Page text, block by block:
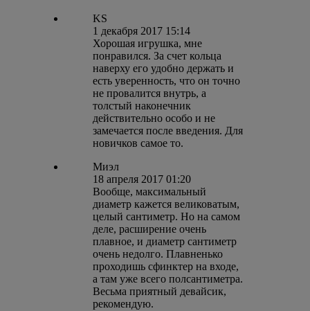
KS
1 декабря 2017 15:14
Хорошая игрушка, мне
понравился. За счет кольца
наверху его удобно держать и
есть уверенность, что он точно
не провалится внутрь, а
толстый наконечник
действительно особо и не
замечается после введения. Для
новичков самое то.
Миэл
18 апреля 2017 01:20
Вообще, максимальный
диаметр кажется великоватым,
целый сантиметр. Но на самом
деле, расширение очень
плавное, и диаметр сантиметр
очень недолго. Плавненько
проходишь сфинктер на входе,
а там уже всего полсантиметра.
Весьма приятный девайсик,
рекомендую.